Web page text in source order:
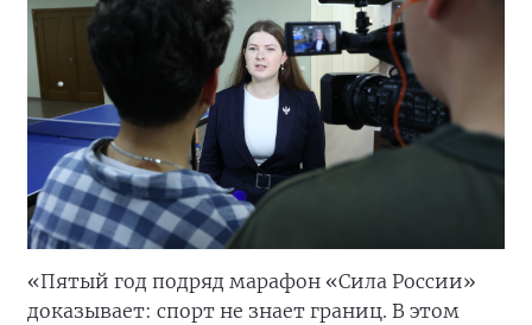
«Пятый год подряд марафон «Сила России»
доказывает: спорт не знает границ. В этом